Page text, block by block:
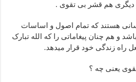
هم قشر بی تقوی .
هستند که تمام اصول و اساسات
و هم چنان پیغاماتی را که الله تبارک
راه زندگی خود قرار میدهد.
یعنی چه ؟